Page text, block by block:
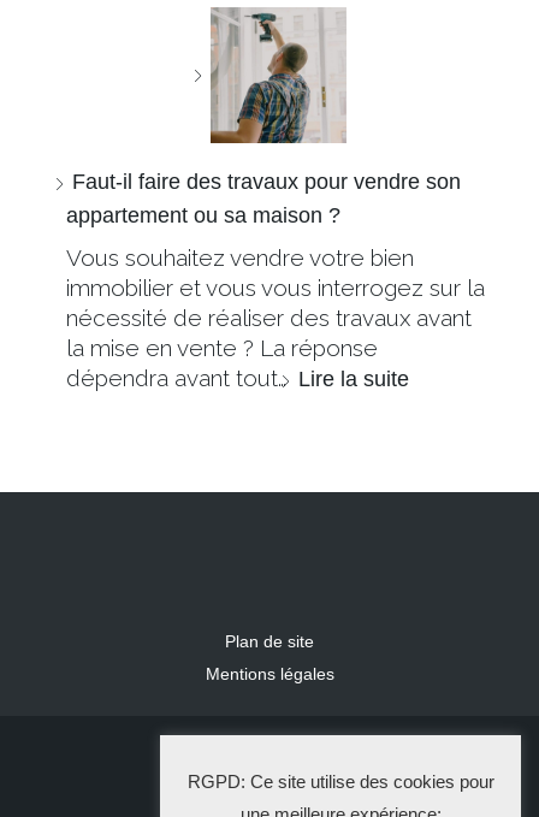
Faut-il faire des travaux pour vendre son
appartement ou sa maison ?
Vous souhaitez vendre votre bien
immobilier et vous vous interrogez sur la
nécessité de réaliser des travaux avant
la mise en vente ? La réponse
dépendra avant tout… Lire la suite
Plan de site
Mentions légales
La Solution Immo
RGPD: Ce site utilise des cookies pour